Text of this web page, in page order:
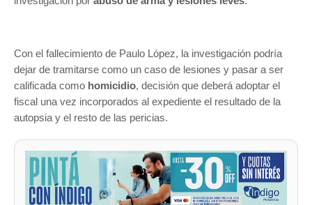
Con el fallecimiento de Paulo López, la investigación podría
dejar de tramitarse como un caso de lesiones y pasar a ser
calificada como homicidio, decisión que deberá adoptar el
fiscal una vez incorporados al expediente el resultado de la
autopsia y el resto de las pericias.